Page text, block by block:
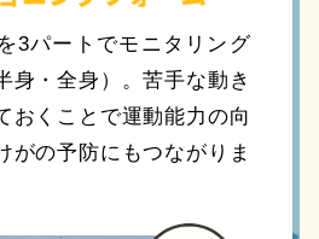
3パートでモニタリング
身・全身）。苦手な動き
おくことで運動能力の向
がの予防にもつながりま